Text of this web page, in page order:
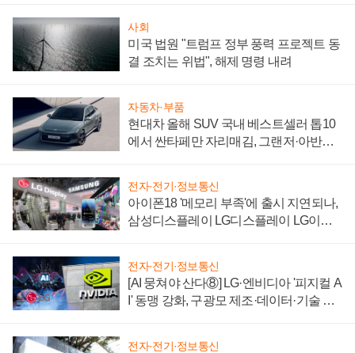
사회
미국 법원 "트럼프 정부 풍력 프로젝트 동
결 조치는 위법", 해제 명령 내려
자동차·부품
현대차 올해 SUV 국내 베스트셀러 톱10
에서 싼타페만 자리매김, 그랜저·아반떼
전자·전기·정보통신
아이폰18 '메모리 부족'에 출시 지연되나,
삼성디스플레이 LG디스플레이 LG이노
전자·전기·정보통신
[AI 뭉쳐야 산다⑧] LG·엔비디아 '피지컬 A
I' 동맹 강화, 구광모 제조·데이터·기술 결
전자·전기·정보통신